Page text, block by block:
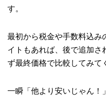
す。
最初から税金や手数料込み
イトもあれば、後で追加さ
ず最終価格で比較してみて
一瞬「他より安いじゃん！